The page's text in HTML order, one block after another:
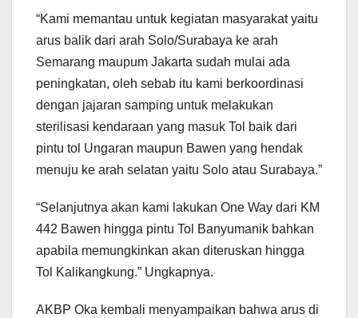
“Kami memantau untuk kegiatan masyarakat yaitu
arus balik dari arah Solo/Surabaya ke arah
Semarang maupum Jakarta sudah mulai ada
peningkatan, oleh sebab itu kami berkoordinasi
dengan jajaran samping untuk melakukan
sterilisasi kendaraan yang masuk Tol baik dari
pintu tol Ungaran maupun Bawen yang hendak
menuju ke arah selatan yaitu Solo atau Surabaya.”
“Selanjutnya akan kami lakukan One Way dari KM
442 Bawen hingga pintu Tol Banyumanik bahkan
apabila memungkinkan akan diteruskan hingga
Tol Kalikangkung.” Ungkapnya.
AKBP Oka kembali menyampaikan bahwa arus di